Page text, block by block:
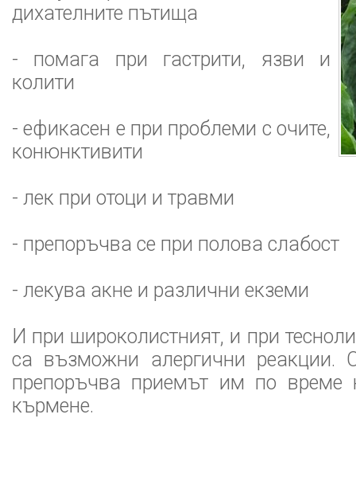
дихателните пътища
- помага при гастрити, язви и
колити
- ефикасен е при проблеми с очите,
конюнктивити
- лек при отоци и травми
- препоръчва се при полова слабост
- лекува акне и различни екземи
И при широколистният, и при
са възможни алергични реакции.
препоръчва приемът им по време
кърмене.